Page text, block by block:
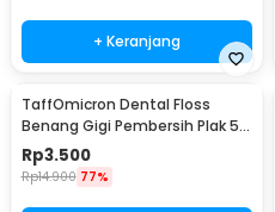
+ Keranjang
TaffOmicron Dental Floss
Benang Gigi Pembersih Plak 50
PCS - LMT-558
Rp3.500
Rp14.900 77%